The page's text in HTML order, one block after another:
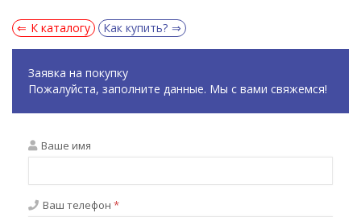
К каталогу Как купить?
Заявка на покупку
Пожалуйста, заполните данные. Мы с вами свяжемся!
Ваше имя
Ваш телефон *